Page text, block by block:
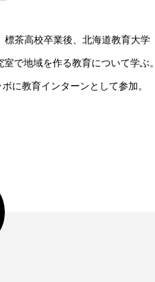
茶高校卒業後、北海道教育大学
で地域を作る教育について学ぶ。
に教育インターンとして参加。